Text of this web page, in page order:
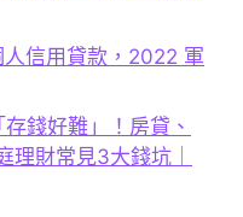
人信用貸款，2022 軍
錢好難」！房貸、
財常見3大錢坑｜